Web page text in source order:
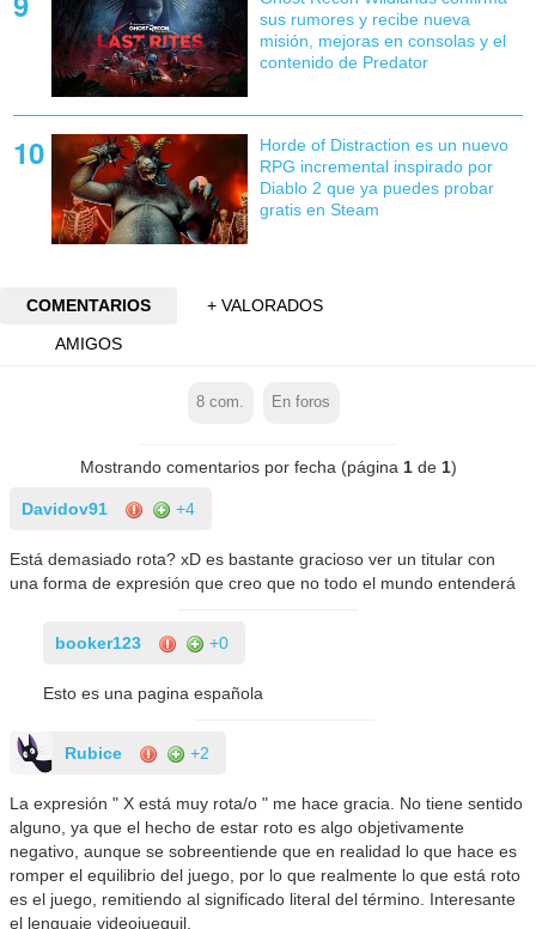
sus rumores y recibe nueva
misión, mejoras en consolas y el
contenido de Predator
Horde of Distraction es un nuevo
RPG incremental inspirado por
Diablo 2 que ya puedes probar
gratis en Steam
COMENTARIOS
+ VALORADOS
AMIGOS
8 com. En foros
Mostrando comentarios por fecha (página 1de 1)
Davidov91 +4
Está demasiado rota? xD es bastante gracioso ver un titular con
una forma de expresión que creo que no todo el mundo entenderá
booker123 +0
Esto es una pagina española
Rubice +2
La expresión " X está muy rota/o " me hace gracia. No tiene sentido
alguno, ya que el hecho de estar roto es algo objetivamente
negativo, aunque se sobreentiende que en realidad lo que hace es
romper el equilibrio del juego, por lo que realmente lo que está roto
es el juego, remitiendo al significado literal del término. Interesante
el lenguaje videojueguil.